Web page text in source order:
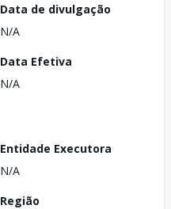
Data de divulgação
N/A
Data Efetiva
N/A
Entidade Executora
N/A
Região